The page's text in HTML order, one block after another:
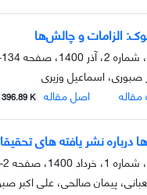
الزامات و چالش‌ها
134-143
صبوری، اسماعیل وزیری
اصل مقاله 396.89 K
درباره نشر یافته های
2-27
پیمان صالحی، علی اکبر